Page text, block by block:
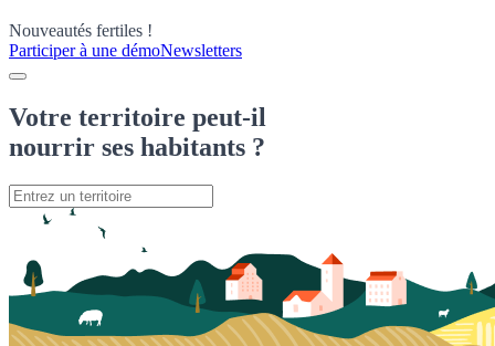
Nouveautés fertiles !
Participer à une démoNewsletters
Votre territoire peut-il
nourrir ses habitants ?